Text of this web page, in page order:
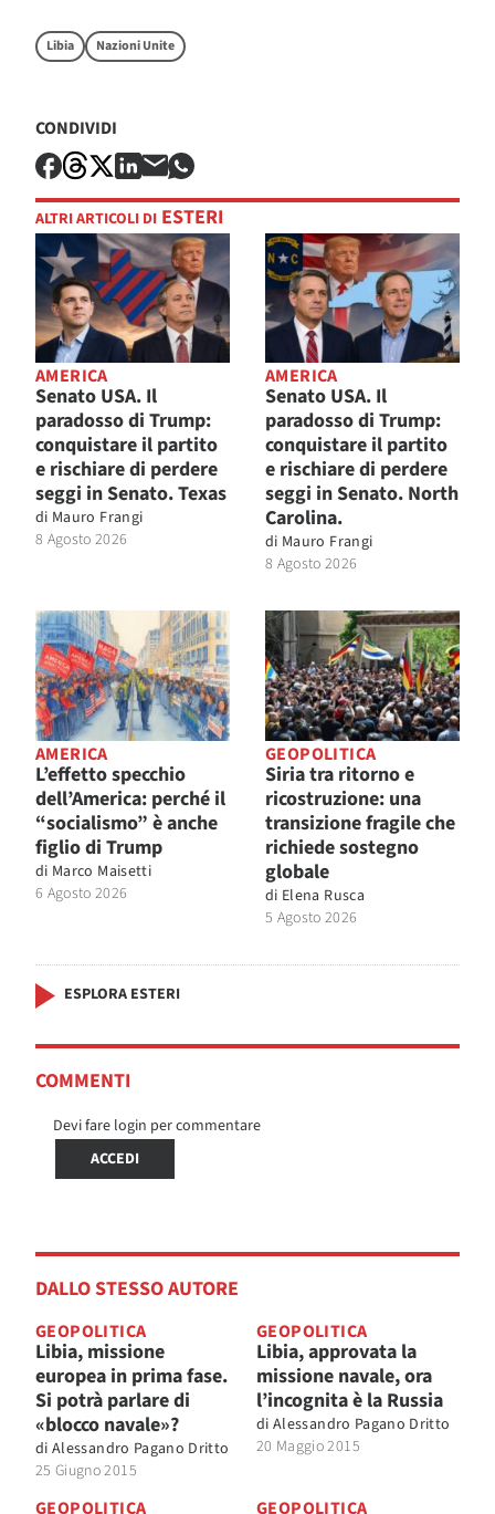
Libia Nazioni Unite
CONDIVIDI
ALTRI ARTICOLI DI ESTERI
AMERICA
Senato USA. Il
paradosso di Trump:
conquistare il partito
e rischiare di perdere
seggi in Senato. Texas
di Mauro Frangi
8 Agosto 2026
AMERICA
Senato USA. Il
paradosso di Trump:
conquistare il partito
e rischiare di perdere
seggi in Senato. North
Carolina.
di Mauro Frangi
8 Agosto 2026
AMERICA
L’effetto specchio
dell’America: perché il
“socialismo” è anche
figlio di Trump
di Marco Maisetti
6 Agosto 2026
GEOPOLITICA
Siria tra ritorno e
ricostruzione: una
transizione fragile che
richiede sostegno
globale
di Elena Rusca
5 Agosto 2026
ESPLORA ESTERI
COMMENTI
Devi fare login per commentare
ACCEDI
DALLO STESSO AUTORE
GEOPOLITICA
Libia, missione
europea in prima fase.
Si potrà parlare di
«blocco navale»?
di Alessandro Pagano Dritto
25 Giugno 2015
GEOPOLITICA
Libia, approvata la
missione navale, ora
l’incognita è la Russia
di Alessandro Pagano Dritto
20 Maggio 2015
GEOPOLITICA GEOPOLITICA